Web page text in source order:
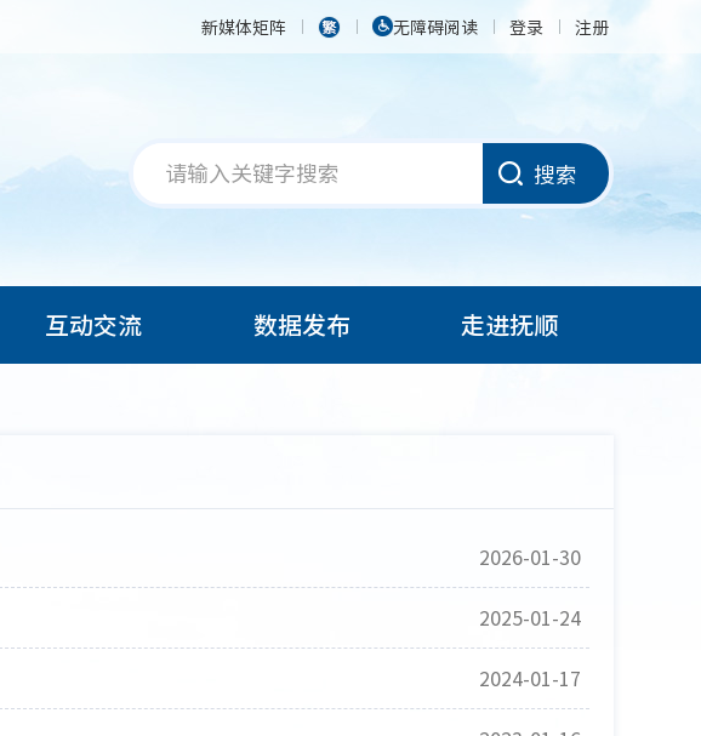
新媒体矩阵 无障碍阅读 登录 注册
搜索
互动交流 数据发布 走进抚顺
2026-01-30
2025-01-24
2024-01-17